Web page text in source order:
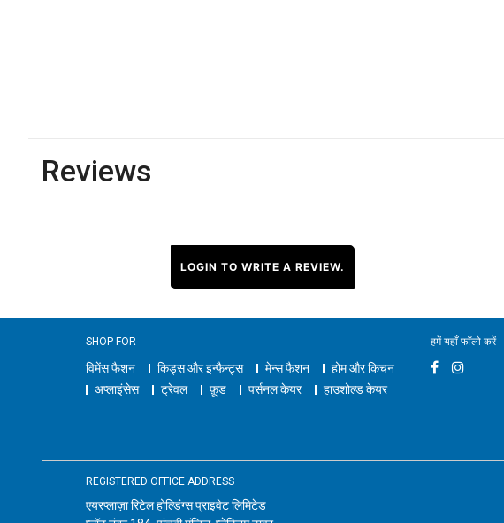
Reviews
LOGIN TO WRITE A REVIEW.
SHOP FOR
विमेंस फैशन किड्स और इन्फैन्ट्स मेन्स फैशन
होम और किचन
अप्लाइंसेस
ट्रेवल फ़ूड पर्सनल केयर हाउशोल्ड केयर
हमें यहाँ फॉलो करें
REGISTERED OFFICE ADDRESS
एयरप्लाज़ा रिटेल होल्डिंग्स प्राइवेट लिमिटेड